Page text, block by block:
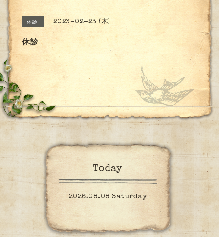
休診 2023-02-23 (木)
休診
Today
2026.08.08 Saturday